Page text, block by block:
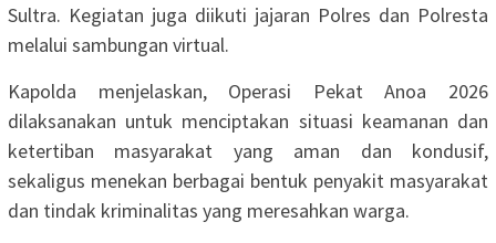
Sultra. Kegiatan juga diikuti jajaran Polres dan Polresta
melalui sambungan virtual.
Kapolda menjelaskan, Operasi Pekat Anoa 2026
dilaksanakan untuk menciptakan situasi keamanan dan
ketertiban masyarakat yang aman dan kondusif,
sekaligus menekan berbagai bentuk penyakit masyarakat
dan tindak kriminalitas yang meresahkan warga.